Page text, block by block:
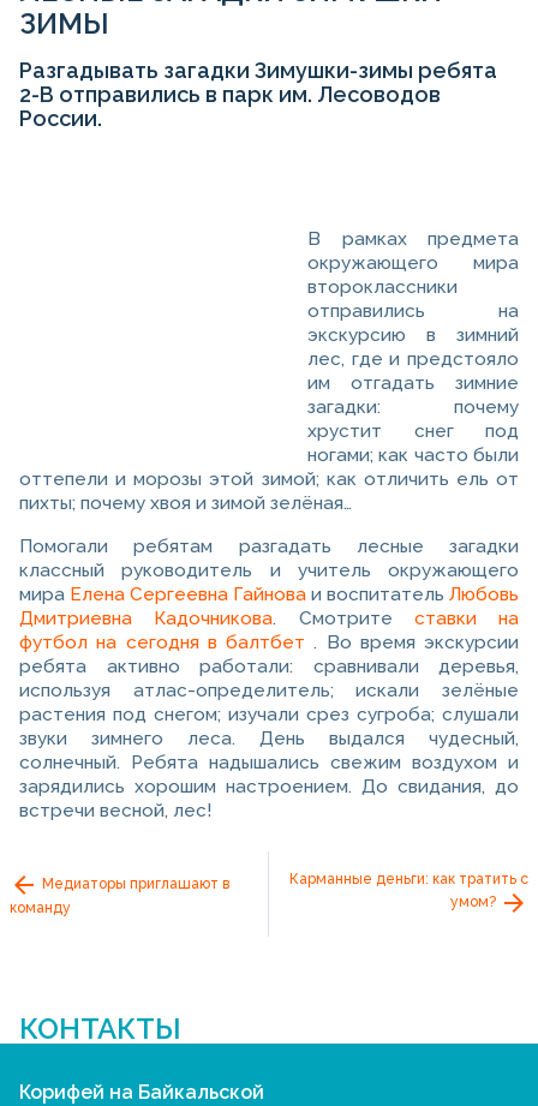
ЗИМЫ
Разгадывать загадки Зимушки-зимы ребята
2-В отправились в парк им. Лесоводов
России.
В рамках предмета
окружающего мира
второклассники
отправились на
экскурсию в зимний
лес, где и предстояло
им отгадать зимние
загадки: почему
хрустит снег под
ногами; как часто были
оттепели и морозы этой зимой; как отличить ель от
пихты; почему хвоя и зимой зелёная…
Помогали ребятам разгадать лесные загадки
классный руководитель и учитель окружающего
мира Елена Сергеевна Гайнова и воспитатель Любовь
Дмитриевна Кадочникова. Смотрите ставки на
футбол на сегодня в балтбет . Во время экскурсии
ребята активно работали: сравнивали деревья,
используя атлас-определитель; искали зелёные
растения под снегом; изучали срез сугроба; слушали
звуки зимнего леса. День выдался чудесный,
солнечный. Ребята надышались свежим воздухом и
зарядились хорошим настроением. До свидания, до
встречи весной, лес!
Медиаторы приглашают в
команду
Карманные деньги: как тратить с
умом?
КОНТАКТЫ
Корифей на Байкальской